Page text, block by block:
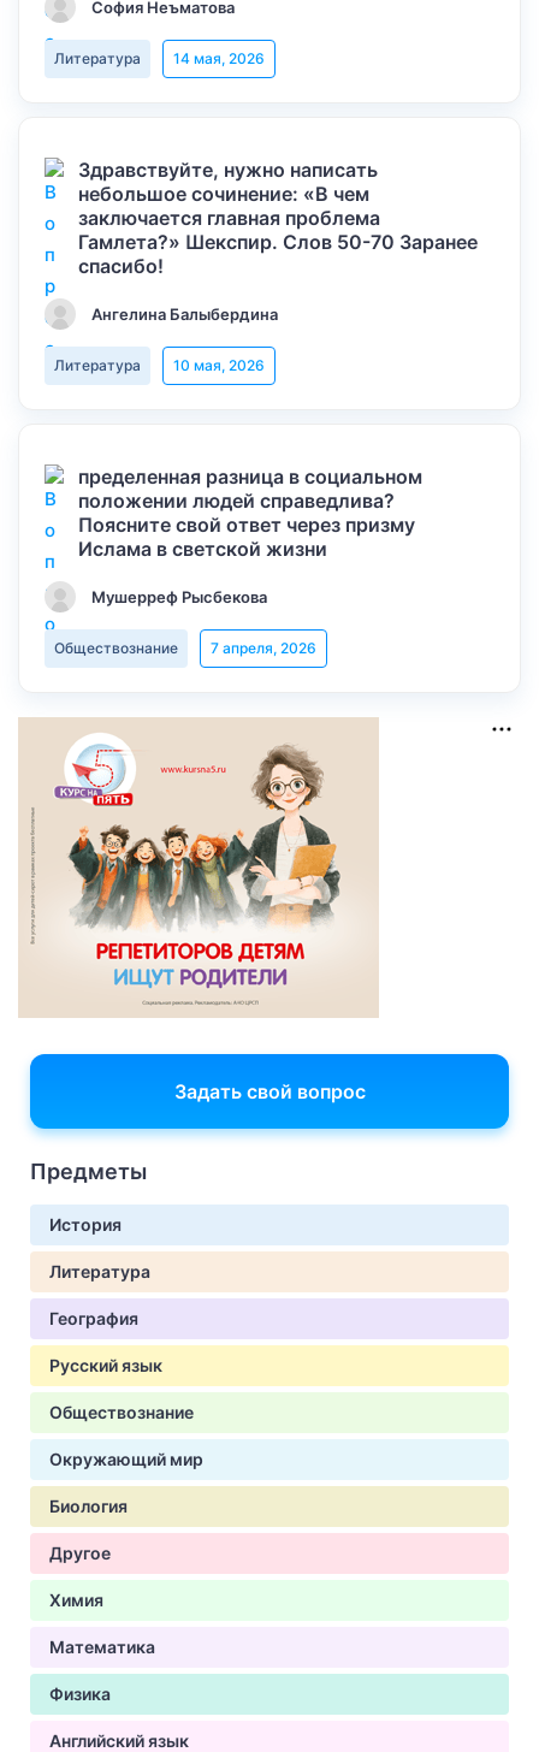
София Неъматова
Литература 14 мая, 2026
Здравствуйте, нужно написать
небольшое сочинение: «В чем
заключается главная проблема
Гамлета?» Шекспир. Слов 50-70 Заранее
спасибо!
Ангелина Балыбердина
Литература 10 мая, 2026
пределенная разница в социальном
положении людей справедлива?
Поясните свой ответ через призму
Ислама в светской жизни
Мушерреф Рысбекова
Обществознание 7 апреля, 2026
Задать свой вопрос
Предметы
История
Литература
География
Русский язык
Обществознание
Окружающий мир
Биология
Другое
Химия
Математика
Физика
Английский язык